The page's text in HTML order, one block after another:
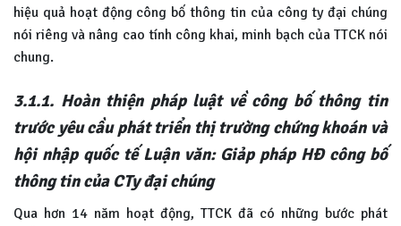
hiệu quả hoạt động công bố thông tin của công ty đại chúng
nói riêng và nâng cao tính công khai, minh bạch của TTCK nói
chung.
3.1.1. Hoàn thiện pháp luật về công bố thông tin
trước yêu cầu phát triển thị trường chứng khoán và
hội nhập quốc tế Luận văn: Giảp pháp HĐ công bố
thông tin của CTy đại chúng
Qua hơn 14 năm hoạt động, TTCK đã có những bước phát